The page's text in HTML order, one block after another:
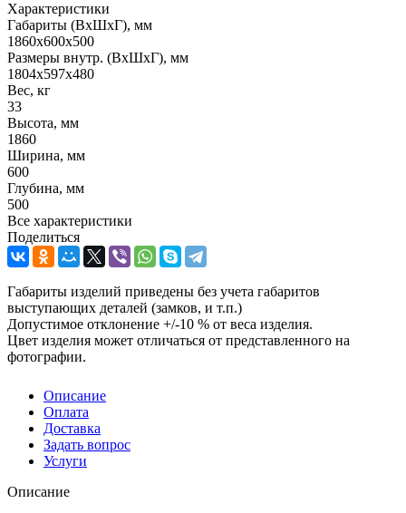
Характеристики
Габариты (ВxШxГ), мм
1860x600x500
Размеры внутр. (ВxШxГ), мм
1804x597x480
Вес, кг
33
Высота, мм
1860
Ширина, мм
600
Глубина, мм
500
Все характеристики
Поделиться
Габариты изделий приведены без учета габаритов
выступающих деталей (замков, и т.п.)
Допустимое отклонение +/-10 % от веса изделия.
Цвет изделия может отличаться от представленного на
фотографии.
Описание
Оплата
Доставка
Задать вопрос
Услуги
Описание